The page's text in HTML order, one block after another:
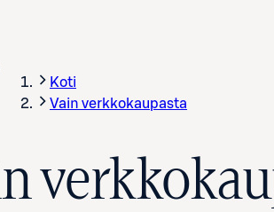
Koti
Vain verkkokaupasta